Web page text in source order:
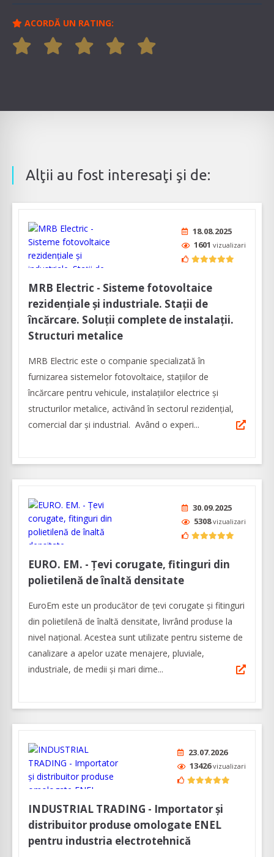
ACORDĂ UN RATING:
Alţii au fost interesaţi şi de:
18.08.2025
1601 vizualizari
MRB Electric - Sisteme fotovoltaice
rezidențiale și industriale. Stații de
încărcare. Soluții complete de instalații.
Structuri metalice
MRB Electric este o companie specializată în
furnizarea sistemelor fotovoltaice, stațiilor de
încărcare pentru vehicule, instalațiilor electrice și
structurilor metalice, activând în sectorul rezidențial,
comercial dar și industrial. Având o experi...
30.09.2025
5308vizualizari
EURO. EM. - Țevi corugate, fitinguri din
polietilenă de înaltă densitate
EuroEm este un producător de țevi corugate și fitinguri
din polietilenă de înaltă densitate, livrând produse la
nivel național. Acestea sunt utilizate pentru sisteme de
canalizare a apelor uzate menajere, pluviale,
industriale, de medii și mari dime...
23.07.2026
13426vizualizari
INDUSTRIAL TRADING - Importator și
distribuitor produse omologate ENEL
pentru industria electrotehnică